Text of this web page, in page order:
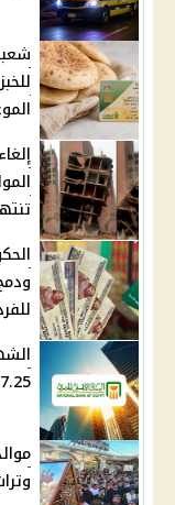
17.25%.. أرباح 100 ألف